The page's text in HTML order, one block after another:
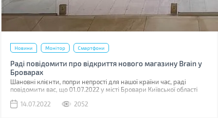
Новини Монітор Смартфони
Раді повідомити про відкриття нового магазину Brain у
Броварах
Шановні клієнти, попри непрості для нашої країни час, раді
повідомити вас, що 01.07.2022 у місті Бровари Київської області
14.07.2022
2052